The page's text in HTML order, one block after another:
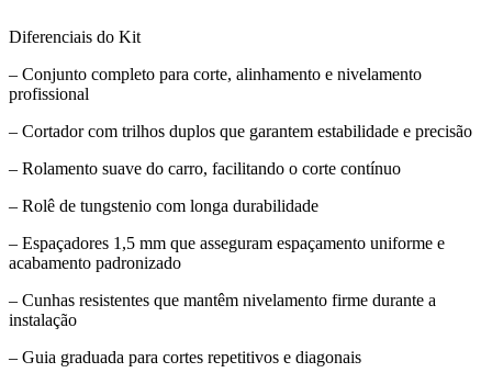
Diferenciais do Kit
– Conjunto completo para corte, alinhamento e nivelamento
profissional
– Cortador com trilhos duplos que garantem estabilidade e precisão
– Rolamento suave do carro, facilitando o corte contínuo
– Rolê de tungstenio com longa durabilidade
– Espaçadores 1,5 mm que asseguram espaçamento uniforme e
acabamento padronizado
– Cunhas resistentes que mantêm nivelamento firme durante a
instalação
– Guia graduada para cortes repetitivos e diagonais